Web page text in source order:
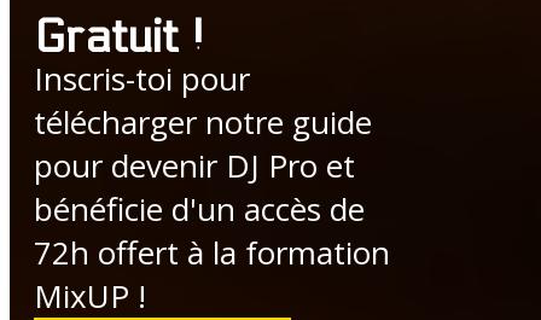
Gratuit !
Inscris-toi pour
télécharger notre guide
pour devenir DJ Pro et
bénéficie d'un accès de
72h offert à la formation
MixUP !